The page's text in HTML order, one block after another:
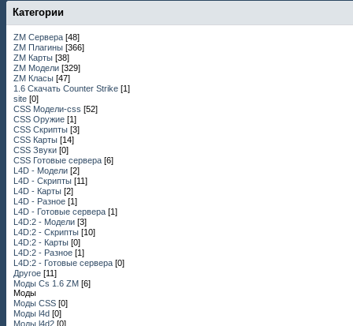
Категории
ZM Сервера [48]
ZM Плагины [366]
ZM Карты [38]
ZM Модели [329]
ZM Класы [47]
1.6 Скачать Counter Strike [1]
site [0]
CSS Модели-css [52]
CSS Оружие [1]
CSS Скрипты [3]
CSS Карты [14]
CSS Звуки [0]
CSS Готовые сервера [6]
L4D - Модели [2]
L4D - Скрипты [11]
L4D - Карты [2]
L4D - Разное [1]
L4D - Готовые сервера [1]
L4D:2 - Модели [3]
L4D:2 - Скрипты [10]
L4D:2 - Карты [0]
L4D:2 - Разное [1]
L4D:2 - Готовые сервера [0]
Другое [11]
Моды Cs 1.6 ZM [6]
Моды
Моды CSS [0]
Моды l4d [0]
Моды l4d2 [0]